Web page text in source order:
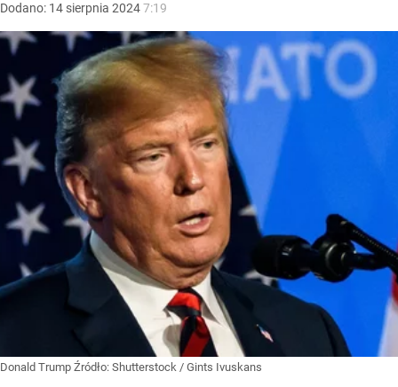
Dodano: 14 sierpnia 20247:19
Donald Trump Źródło: Shutterstock / Gints Ivuskans